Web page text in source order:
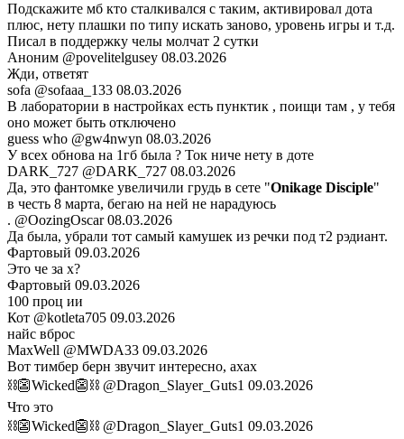
Подскажите мб кто сталкивался с таким, активировал дота
плюс, нету плашки по типу искать заново, уровень игры и т.д.
Писал в поддержку челы молчат 2 сутки
Аноним @povelitelgusey 08.03.2026
Жди, ответят
sofa @sofaaa_133 08.03.2026
В лаборатории в настройках есть пунктик , поищи там , у тебя
оно может быть отключено
guess who @gw4nwyn 08.03.2026
У всех обнова на 1гб была ? Ток ниче нету в доте
DARK_727 @DARK_727 08.03.2026
Да, это фантомке увеличили грудь в сете "Onikage Disciple"
в честь 8 марта, бегаю на ней не нарадуюсь
. @OozingOscar 08.03.2026
Да была, убрали тот самый камушек из речки под т2 рэдиант.
Фартовый 09.03.2026
Это че за х?
Фартовый 09.03.2026
100 проц ии
Кот @kotleta705 09.03.2026
найс вброс
MaxWell @MWDA33 09.03.2026
Вот тимбер берн звучит интересно, ахах
⛓️👺Wicked👺⛓️ @Dragon_Slayer_Guts1 09.03.2026
Что это
⛓️👺Wicked👺⛓️ @Dragon_Slayer_Guts1 09.03.2026